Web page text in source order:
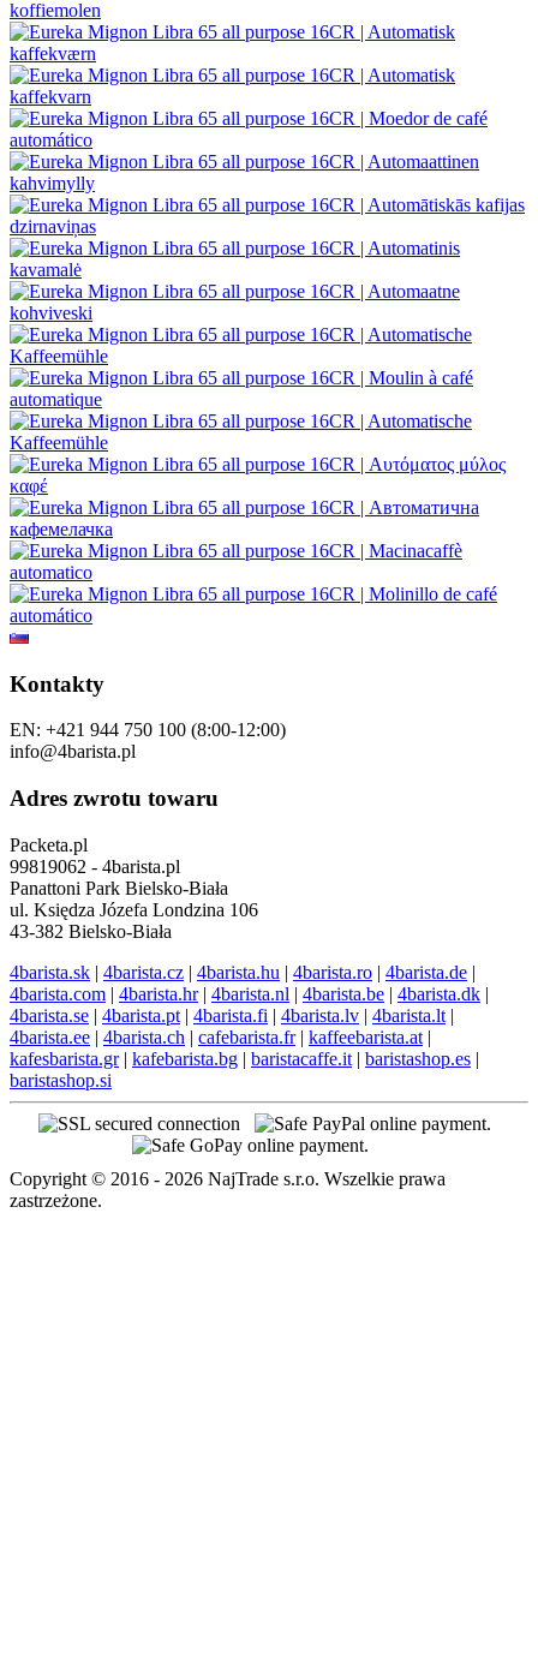
Kontakty
EN: +421 944 750 100 (8:00-12:00)
info@4barista.pl
Adres zwrotu towaru
Packeta.pl
99819062 - 4barista.pl
Panattoni Park Bielsko-Biała
ul. Księdza Józefa Londzina 106
43-382 Bielsko-Biała
4barista.sk | 4barista.cz | 4barista.hu | 4barista.ro | 4barista.de |
4barista.com | 4barista.hr| 4barista.nl | 4barista.be | 4barista.dk |
4barista.se | 4barista.pt | 4barista.fi | 4barista.lv | 4barista.lt |
4barista.ee | 4barista.ch | cafebarista.fr| kaffeebarista.at |
kafesbarista.gr| kafebarista.bg | baristacaffe.it | baristashop.es |
baristashop.si
Copyright © 2016 - 2026 NajTrade s.r.o. Wszelkie prawa
zastrzeżone.